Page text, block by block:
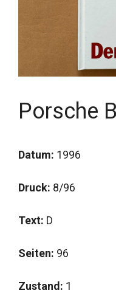
Porsche
Datum: 1996
Druck: 8/96
Text: D
Seiten: 96
Zustand: 1